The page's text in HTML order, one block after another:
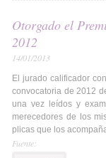
Otorgado el
2012
14/01/2013
El jurado calificador
convocatoria de 2012
una vez leídos y
merecedores de los
plicas que los
Fuente: